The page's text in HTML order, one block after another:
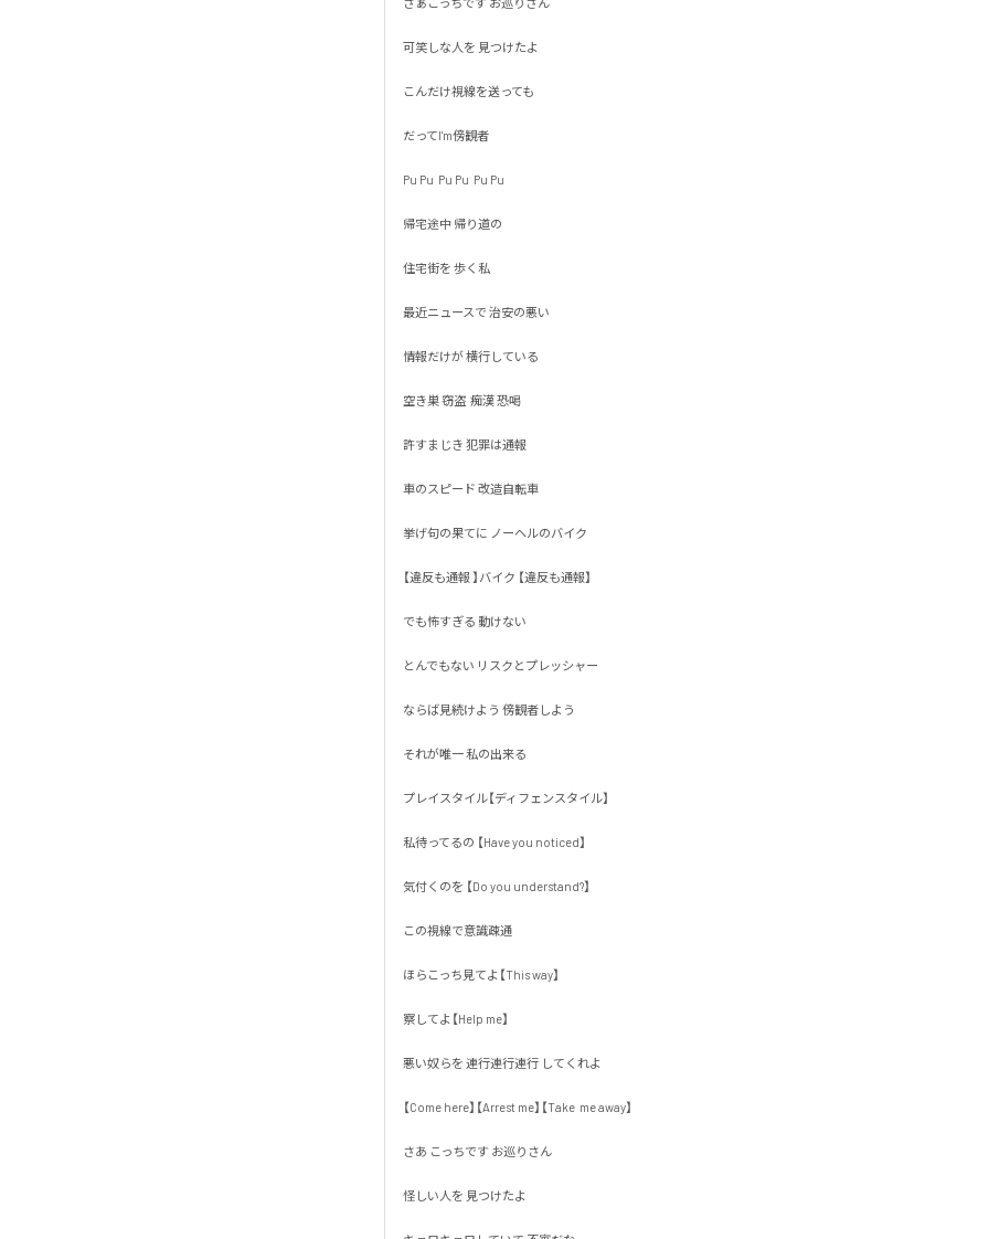
可笑しな人を 見つけたよ
こんだけ視線を送っても
だってI'm傍観者
Pu Pu  Pu Pu  Pu Pu
帰宅途中 帰り道の
住宅街を 歩く私
最近ニュースで 治安の悪い
情報だけが 横行している
空き巣 窃盗  痴漢 恐喝
許すまじき 犯罪は通報
車のスピード 改造自転車
挙げ句の果てに ノーヘルのバイク
【違反も通報 】バイク 【違反も通報】
でも怖すぎる 動けない
とんでもない リスクとプレッシャー
ならば見続けよう 傍観者しよう
それが唯一 私の出来る
プレイスタイル【ディフェンスタイル】
私待ってるの 【Have you noticed】
気付くのを 【Do you understand?】
この視線で意識疎通
ほらこっち見てよ【This way】
察してよ【Help me】
悪い奴らを 連行連行連行 してくれよ
【Come here】【Arrest me】【Take  me away】
さあ こっちです お巡りさん
怪しい人を 見つけたよ